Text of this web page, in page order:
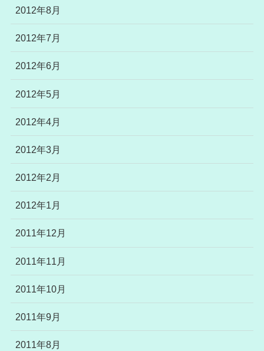
2012年8月
2012年7月
2012年6月
2012年5月
2012年4月
2012年3月
2012年2月
2012年1月
2011年12月
2011年11月
2011年10月
2011年9月
2011年8月